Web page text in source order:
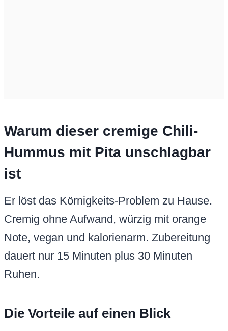
Warum dieser cremige Chili-
Hummus mit Pita unschlagbar
ist
Er löst das Körnigkeits-Problem zu Hause.
Cremig ohne Aufwand, würzig mit orange
Note, vegan und kalorienarm. Zubereitung
dauert nur 15 Minuten plus 30 Minuten
Ruhen.
Die Vorteile auf einen Blick